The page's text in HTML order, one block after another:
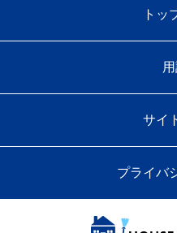
トッ
サイ
プライバ